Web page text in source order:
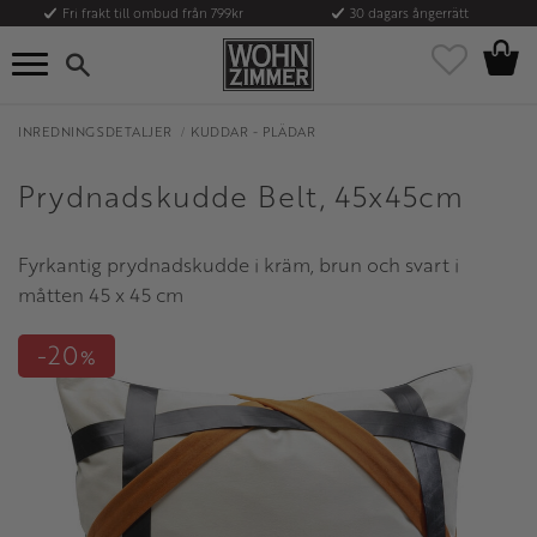
Meny
Fri frakt till ombud från 799kr 30 dagars ångerrätt
Favoriter
INREDNINGSDETALJER KUDDAR - PLÄDAR
Prydnadskudde Belt, 45x45cm
Fyrkantig prydnadskudde i kräm, brun och svart i
måtten 45 x 45 cm
20%